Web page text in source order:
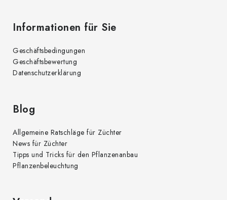
Informationen für Sie
Geschäftsbedingungen
Geschäftsbewertung
Datenschutzerklärung
Blog
Allgemeine Ratschläge für Züchter
News für Züchter
Tipps und Tricks für den Pflanzenanbau
Pflanzenbeleuchtung